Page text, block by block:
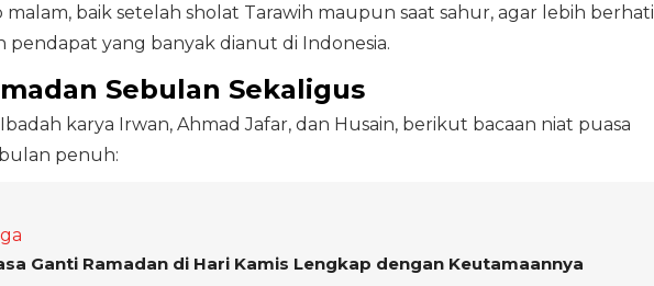
baik setelah sholat Tarawih maupun saat sahur, agar lebih berhati
pendapat yang banyak dianut di Indonesia.
Sebulan Sekaligus
karya Irwan, Ahmad Jafar, dan Husain, berikut bacaan niat puasa
penuh:
Ganti Ramadan di Hari Kamis Lengkap dengan Keutamaannya